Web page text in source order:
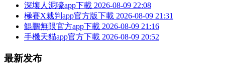
深壤人泥嚎app下載 2026-08-09 22:08
極賽X裁判app官方版下載 2026-08-09 21:31
鯤鵬無限官方app下載 2026-08-09 21:16
手機天貓app官方下載 2026-08-09 20:52
最新发布